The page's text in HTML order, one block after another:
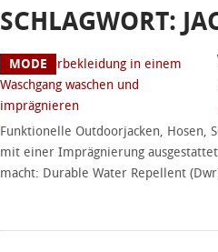
SCHLAGWORT:
MODE
Funktionelle Outdoorjacken, Hosen,
mit einer Imprägnierung
macht: Durable Water Repellent